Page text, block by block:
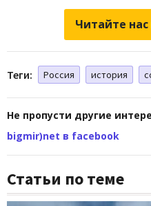
Читайте
Теги: Россия история
Не пропусти другие
bigmir)net в facebook
Статьи по теме